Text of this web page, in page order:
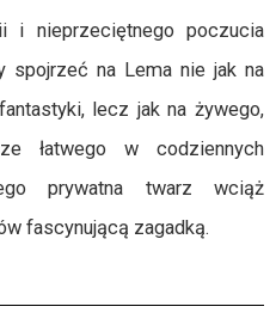
i nieprzeciętnego poczucia
spojrzeć na Lema nie jak na
lecz jak na żywego,
łatwego w codziennych
prywatna twarz wciąż
fascynującą zagadką.